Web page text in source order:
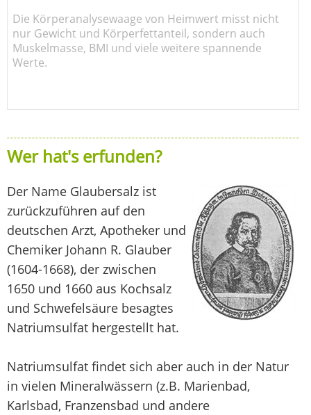
Die Körperanalysewaage von Heimwert misst nicht
nur Gewicht und Körperfettanteil, sondern auch
Muskelmasse, BMI und viele weitere spannende
Werte.
Wer hat's erfunden?
Der Name Glaubersalz ist
zurückzuführen auf den
deutschen Arzt, Apotheker und
Chemiker Johann R. Glauber
(1604-1668), der zwischen
1650 und 1660 aus Kochsalz
und Schwefelsäure besagtes
Natriumsulfat hergestellt hat.
Natriumsulfat findet sich aber auch in der Natur
in vielen Mineralwässern (z.B. Marienbad,
Karlsbad, Franzensbad und andere